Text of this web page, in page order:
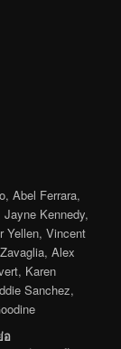
Abel Ferrara,
Kennedy,
Yellen, Vincent
Alex
Karen
Sanchez,
อ